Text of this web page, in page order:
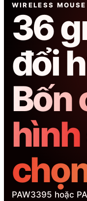
WIRELESS MOUSE
36
đổi
Bốn
hình
PAW3395 hoặc